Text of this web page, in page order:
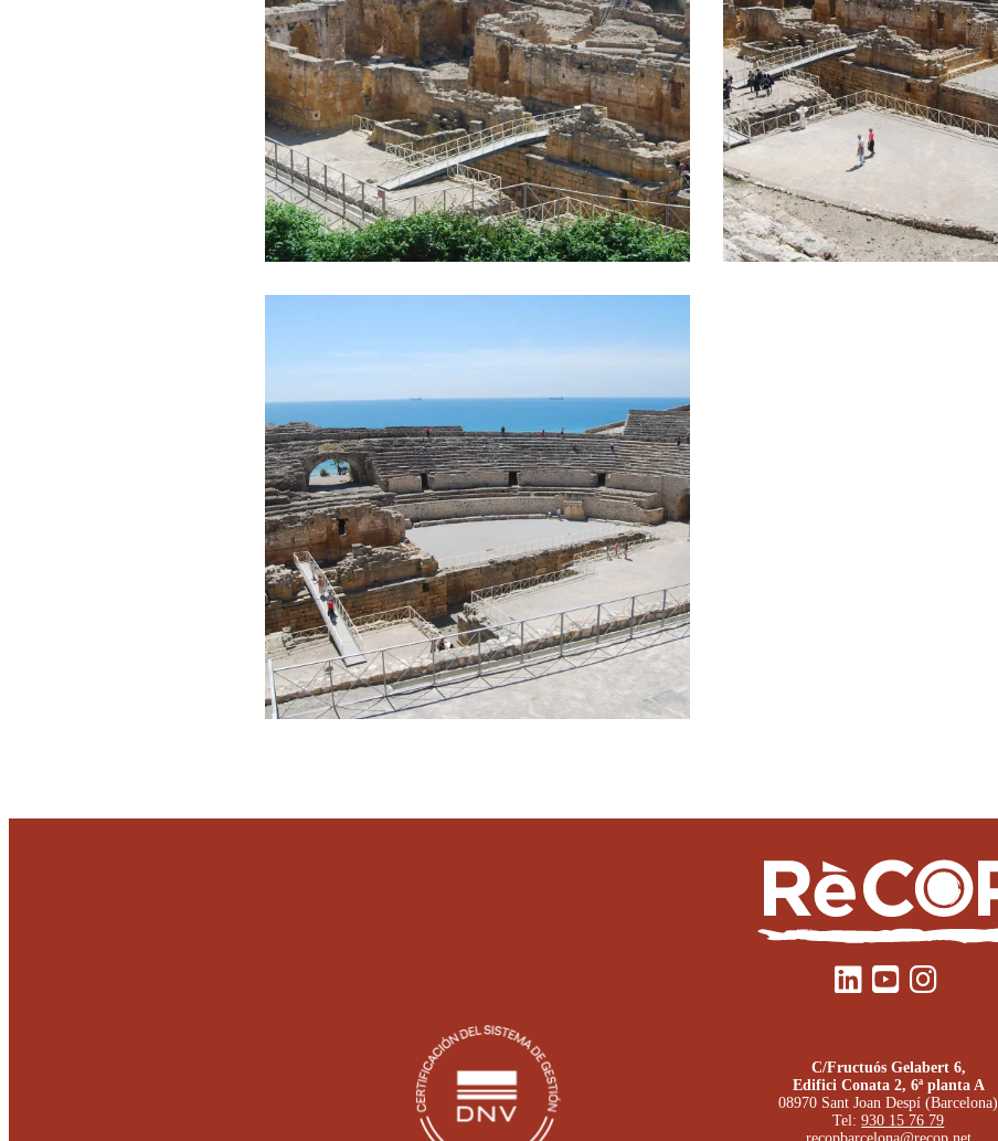
C/Fructuós Gelabert 6,
Edifici Conata 2, 6ª planta A
08970 Sant Joan Despí (Barcelona)
Tel:930 15 76 79